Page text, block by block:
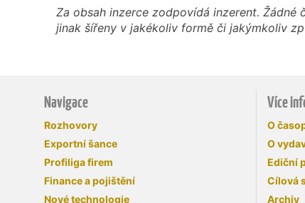
Za obsah inzerce zodpovídá inzerent.
jinak šířeny v jakékoliv formě či jakýmkoliv
Navigace
Rozhovory
Exportní šance
Profiliga firem
Finance a pojištění
Nové technologie
Více
O
O
Ediční
Cílová
Archiv